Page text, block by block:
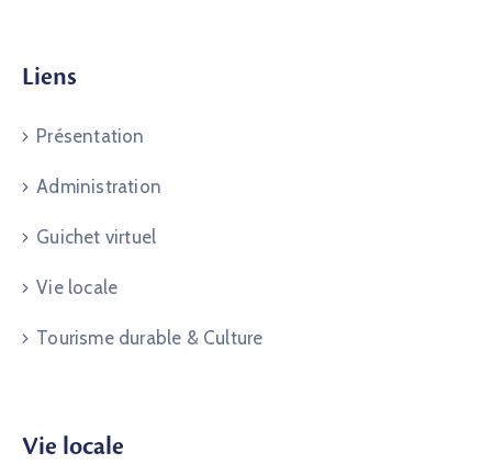
Liens
Présentation
Administration
Guichet virtuel
Vie locale
Tourisme durable & Culture
Vie locale